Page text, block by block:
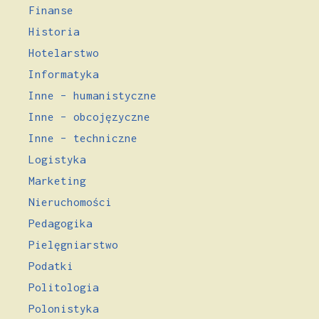
Finanse
Historia
Hotelarstwo
Informatyka
Inne – humanistyczne
Inne – obcojęzyczne
Inne – techniczne
Logistyka
Marketing
Nieruchomości
Pedagogika
Pielęgniarstwo
Podatki
Politologia
Polonistyka